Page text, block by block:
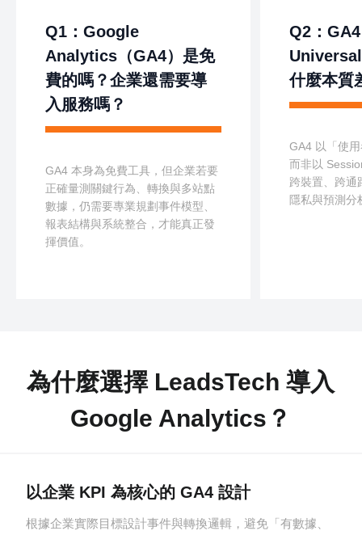
Q1：Google
Analytics（GA4）是免
費的嗎？企業還需要導
入服務嗎？
GA4 本身為免費工具，但企業若要
正確量測關鍵行為、轉換與多站點
數據，仍需要專業規劃事件模型、
報表結構與系統整合，才能真正發
揮價值。
Q2：
什麼本質
GA4 以「使
而非以
跨裝置、跨通
隱私與預測分
為什麼選擇 LeadsTech 導入
Google Analytics？
以企業 KPI 為核心的 GA4 設計
根據企業實際目標設計事件與轉換邏輯，避免「有數據、